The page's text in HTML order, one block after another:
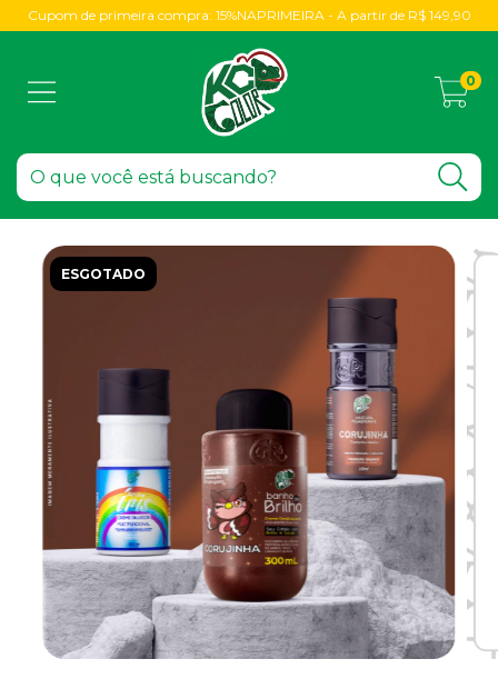
Cupom de primeira compra: 15%NAPRIMEIRA - A partir de R$ 149,90
0
ESGOTADO